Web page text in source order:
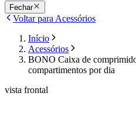
Fechar
Voltar para Acessórios
Início
Acessórios
BONO Caixa de
compartimentos por dia
vista frontal